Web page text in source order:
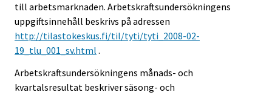
till arbetsmarknaden. Arbetskraftsundersökningens
uppgiftsinnehåll beskrivs på adressen
http://tilastokeskus.fi/til/tyti/tyti_2008-02-
19_tlu_001_sv.html .
Arbetskraftsundersökningens månads- och
kvartalsresultat beskriver säsong- och